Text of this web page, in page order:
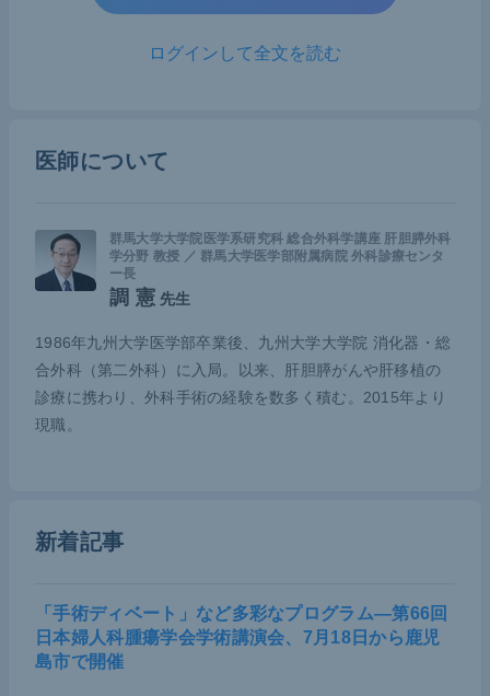
COVID-19流行下における正しい情報発
る患者やがんによって亡くなる患者も多く存在して
ん診療を続けていくことが重要だ。そしてそのため
には、迅速に正しい情報を発信していく必要があ
る。
2020年1月に日本でCOVID-19患者が初めて確認さ
れてから、各学会はタイムリーな情報発信を行って
きた。初の感染確認からわずか数か月後の4月1日、
応方法を示している。
日本癌治療学会、日本臨床腫瘍学会）合同連携委員
会の新型コロナウイルス（COVID-19）対策ワーキ
ンググループによって、「
ログインして全文を読む
医師について
群馬大学大学院医学系研究科 総合外科学講座 肝胆膵外科
学分野 教授 ／ 群馬大学医学部附属病院 外科診療センタ
ー長
調 憲 先生
1986年九州大学医学部卒業後、九州大学大学院 消化器・総
合外科（第二外科）に入局。以来、肝胆膵がんや肝移植の
診療に携わり、外科手術の経験を数多く積む。2015年より
現職。
新着記事
「手術ディベート」など多彩なプログラム―第66回
日本婦人科腫瘍学会学術講演会、7月18日から鹿児
島市で開催